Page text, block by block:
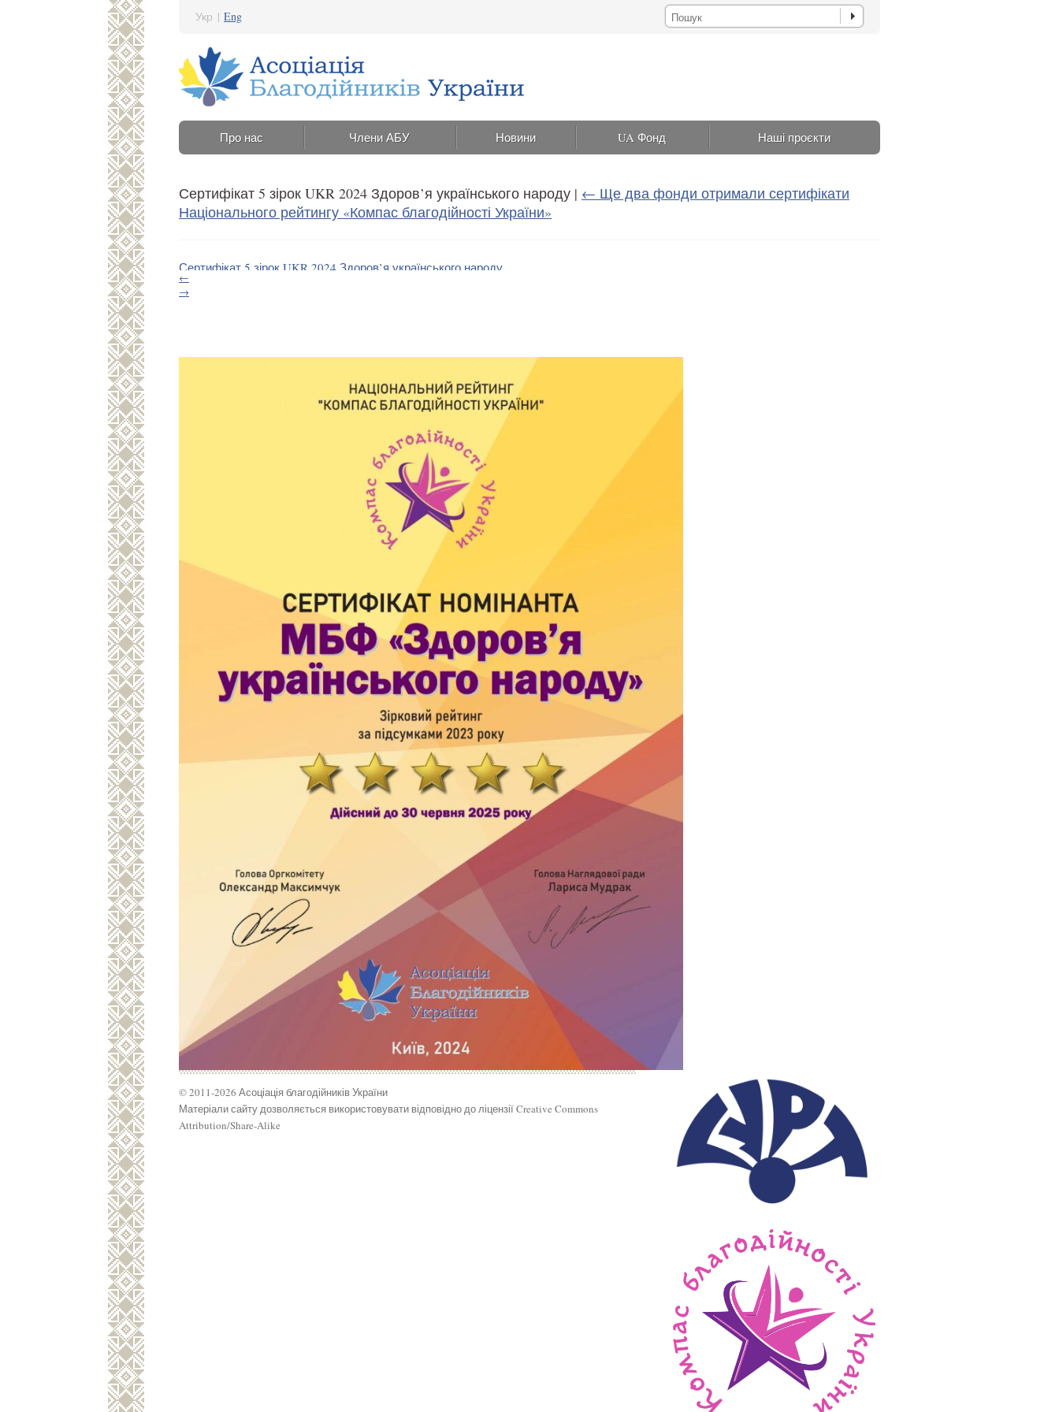
Укр | Eng
Про нас Члени АБУ Новини UA Фонд Наші проєкти
Сертифікат 5 зірок UKR 2024 Здоров’я українського народу | ← Ще два фонди отримали сертифікати
Національного рейтингу «Компас благодійності України»
Сертифікат 5 зірок UKR 2024 Здоров’я українського народу
27 Червня 2024 14:39
←
→
© 2011-2026 Асоціація благодійників України
Матеріали сайту дозволяється використовувати відповідно до ліцензії Creative Commons
Attribution/Share-Alike